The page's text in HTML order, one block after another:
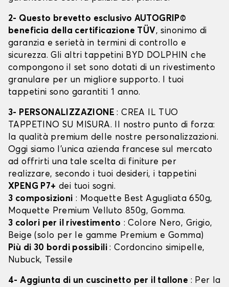
2- Questo brevetto esclusivo AUTOGRIP©
beneficia della certificazione TÜV, sinonimo di
garanzia e serietà in termini di controllo e
sicurezza. Gli altri tappetini BYD DOLPHIN che
compongono il set sono dotati di un rivestimento
granulare per un migliore supporto. I tuoi
tappetini sono garantiti 1 anno.
3- PERSONALIZZAZIONE: CREA IL TUO
TAPPETINO SU MISURA. Il nostro punto di forza:
la qualità premium delle nostre personalizzazioni.
Oggi siamo l’unica azienda francese sul mercato
ad offrirti una tale scelta di finiture per
realizzare, secondo i tuoi desideri, i tappetini
XPENG P7+ dei tuoi sogni.
3 composizioni : Moquette Best Agugliata 650g,
Moquette Premium Velluto 850g, Gomma.
3 colori per il rivestimento : Colore Nero, Grigio,
Beige (solo per le gamme Premium e Gomma)
Più di 30 bordi possibili: Cordoncino simipelle,
Nubuck, Tessile
4- Aggiunta di un cuscinetto per il tallone : Per la